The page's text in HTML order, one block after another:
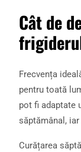
Cât de
Frecvența
pentru toată
pot fi adaptate
săptămânal,
Curățarea